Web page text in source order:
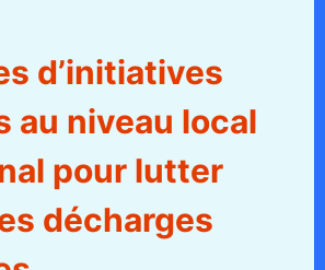
d’initiatives
au niveau local
pour lutter
décharges